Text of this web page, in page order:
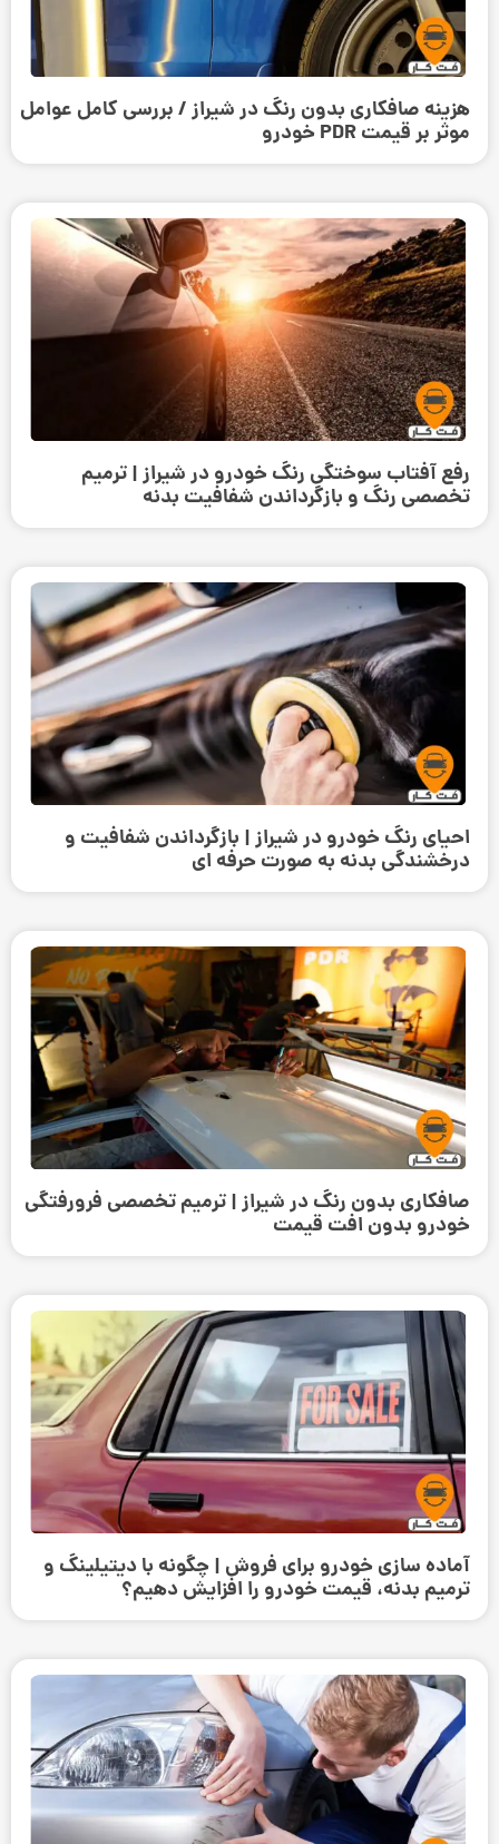
هزینه صافکاری بدون رنگ در شیراز / بررسی کامل عوامل
موثر بر قیمت PDR خودرو
رفع آفتاب سوختگی رنگ خودرو در شیراز | ترمیم
تخصصی رنگ و بازگرداندن شفافیت بدنه
احیای رنگ خودرو در شیراز | بازگرداندن شفافیت و
درخشندگی بدنه به صورت حرفه‌ ای
صافکاری بدون رنگ در شیراز | ترمیم تخصصی فرورفتگی
خودرو بدون افت قیمت
آماده سازی خودرو برای فروش | چگونه با دیتیلینگ و
ترمیم بدنه، قیمت خودرو را افزایش دهیم؟